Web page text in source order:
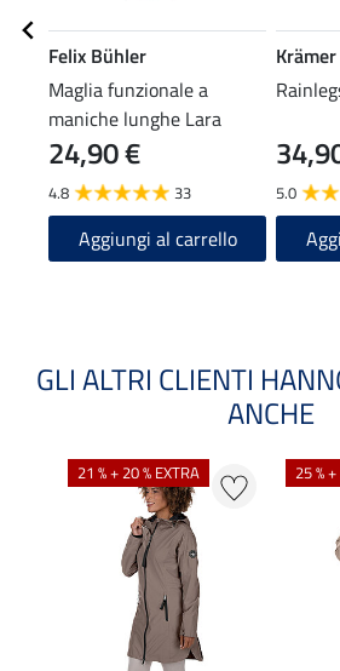
Felix Bühler
Maglia funzionale a
maniche lunghe Lara
24,90 €
4.8 33
Aggiungi al carrello
Krämer
5.0
GLI ALTRI CLIENTI
ANCHE
21 % + 20 % EXTRA 25 %